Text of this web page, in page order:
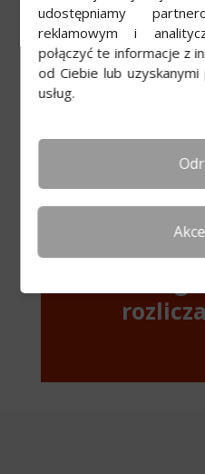
udostępniamy
reklamowym i
połączyć te informacje z
od Ciebie lub
usług.